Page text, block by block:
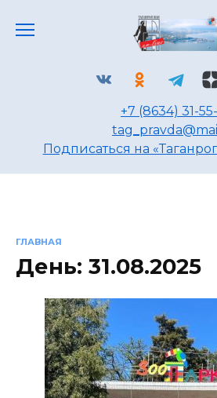
+7 (8634) 31-
Подписаться на
ГЛАВНАЯ
День: 31.08.2025